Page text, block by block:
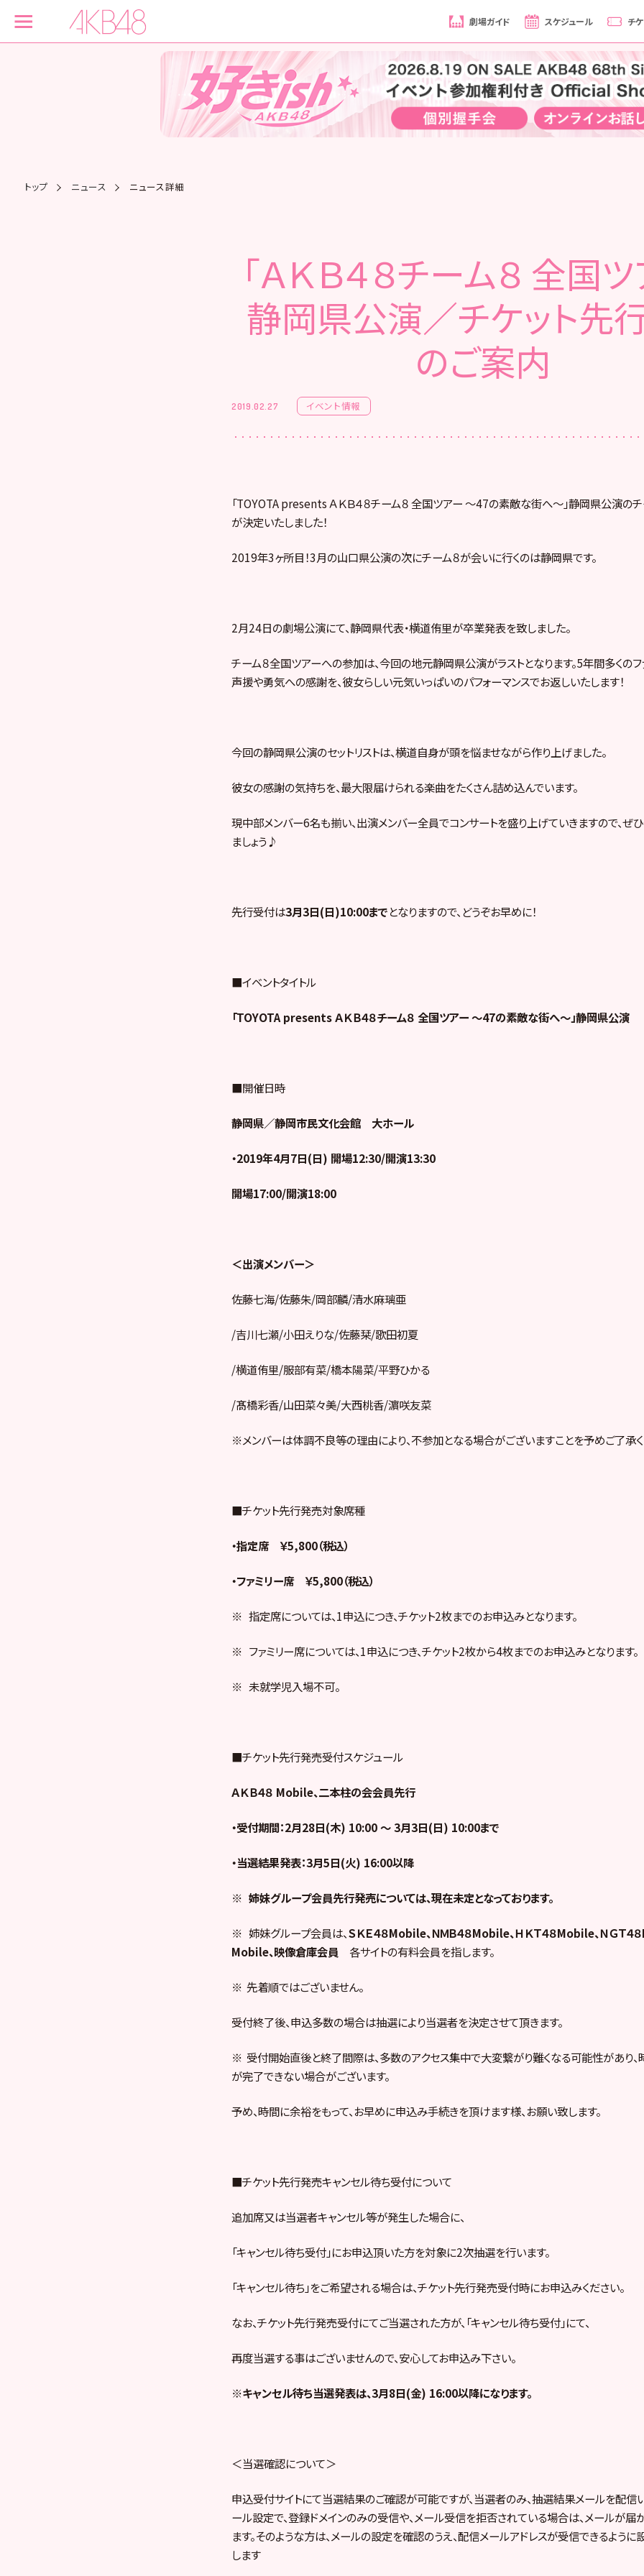
劇場ガイド スケジュール チ
トップ ニュース ニュース詳細
「ＡＫＢ４８チーム８ 全国ツ
静岡県公演／チケット先
のご案内
2019.02.27 イベント情報
「TOYOTA presents ＡＫＢ４８チーム８ 全国ツアー ～47の素敵な街へ～」静岡県公演の
が決定いたしました！
2019年3ヶ所目！3月の山口県公演の次にチーム８が会いに行くのは静岡県です。
2月24日の劇場公演にて、静岡県代表・横道侑里が卒業発表を致しました。
チーム８全国ツアーへの参加は、今回の地元静岡県公演がラストとなります。5年間多くの
声援や勇気への感謝を、彼女らしい元気いっぱいのパフォーマンスでお返しいたします！
今回の静岡県公演のセットリストは、横道自身が頭を悩ませながら作り上げました。
彼女の感謝の気持ちを、最大限届けられる楽曲をたくさん詰め込んでいます。
現中部メンバー6名も揃い、出演メンバー全員でコンサートを盛り上げていきますので、ぜ
ましょう♪
先行受付は3月3日(日)10:00までとなりますので、どうぞお早めに！
■イベントタイトル
「TOYOTA presents ＡＫＢ４８チーム８ 全国ツアー ～47の素敵な街へ～」静岡県公演
■開催日時
静岡県／静岡市民文化会館 大ホール
・2019年4月7日(日) 開場12:30/開演13:30
開場17:00/開演18:00
＜出演メンバー＞
佐藤七海/佐藤朱/岡部麟/清水麻璃亜
/吉川七瀬/小田えりな/佐藤栞/歌田初夏
/横道侑里/服部有菜/橋本陽菜/平野ひかる
/髙橋彩香/山田菜々美/大西桃香/濵咲友菜
※メンバーは体調不良等の理由により、不参加となる場合がございますことを予めご了承く
■チケット先行発売対象席種
・指定席 ￥5,800（税込）
・ファミリー席 ￥5,800（税込）
※ 指定席については、1申込につき、チケット2枚までのお申込みとなります。
※ ファミリー席については、1申込につき、チケット2枚から4枚までのお申込みとなります。
※ 未就学児入場不可。
■チケット先行発売受付スケジュール
ＡＫＢ４８ Mobile、二本柱の会会員先行
・受付期間：2月28日(木) 10:00 ～ 3月3日(日) 10:00まで
・当選結果発表：3月5日(火) 16:00以降
※ 姉妹グループ会員先行発売については、現在未定となっております。
※ 姉妹グループ会員は、ＳＫＥ４８Mobile、ＮＭＢ４８Mobile、ＨＫＴ４８Mobile、ＮＧＴ４
Mobile、映像倉庫会員 各サイトの有料会員を指します。
※ 先着順ではございません。
受付終了後、申込多数の場合は抽選により当選者を決定させて頂きます。
※ 受付開始直後と終了間際は、多数のアクセス集中で大変繋がり難くなる可能性があり
が完了できない場合がございます。
予め、時間に余裕をもって、お早めに申込み手続きを頂けます様、お願い致します。
■チケット先行発売キャンセル待ち受付について
追加席又は当選者キャンセル等が発生した場合に、
「キャンセル待ち受付」にお申込頂いた方を対象に2次抽選を行います。
「キャンセル待ち」をご希望される場合は、チケット先行発売受付時にお申込みください。
なお、チケット先行発売受付にてご当選された方が、「キャンセル待ち受付」にて、
再度当選する事はございませんので、安心してお申込み下さい。
※キャンセル待ち当選発表は、3月8日(金) 16:00以降になります。
＜当選確認について＞
申込受付サイトにて当選結果のご確認が可能ですが、当選者のみ、抽選結果メールを配信い
ール設定で、登録ドメインのみの受信や、メール受信を拒否されている場合は、メールが届
ます。そのような方は、メールの設定を確認のうえ、配信メールアドレスが受信できるよう
します